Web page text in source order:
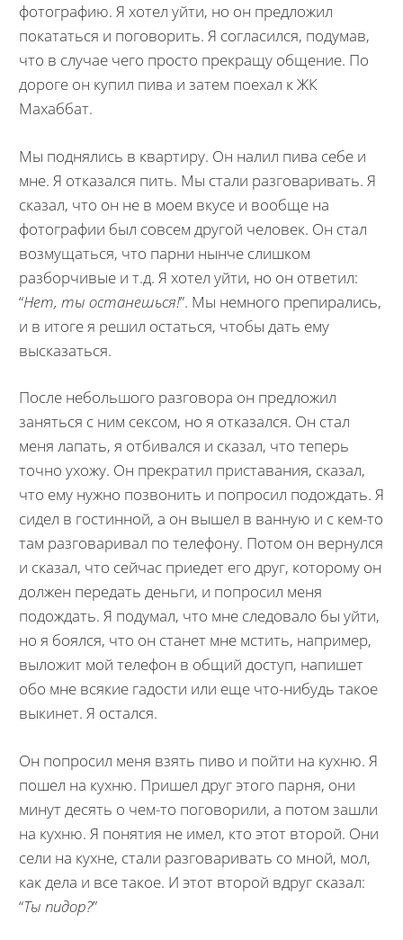
фотографию. Я хотел уйти, но он предложил
покататься и поговорить. Я согласился, подумав,
что в случае чего просто прекращу общение. По
дороге он купил пива и затем поехал к ЖК
Махаббат.
Мы поднялись в квартиру. Он налил пива себе и
мне. Я отказался пить. Мы стали разговаривать. Я
сказал, что он не в моем вкусе и вообще на
фотографии был совсем другой человек. Он стал
возмущаться, что парни нынче слишком
разборчивые и т.д. Я хотел уйти, но он ответил:
“Нет, ты останешься!”. Мы немного препирались,
и в итоге я решил остаться, чтобы дать ему
высказаться.
После небольшого разговора он предложил
заняться с ним сексом, но я отказался. Он стал
меня лапать, я отбивался и сказал, что теперь
точно ухожу. Он прекратил приставания, сказал,
что ему нужно позвонить и попросил подождать. Я
сидел в гостинной, а он вышел в ванную и с кем-то
там разговаривал по телефону. Потом он вернулся
и сказал, что сейчас приедет его друг, которому он
должен передать деньги, и попросил меня
подождать. Я подумал, что мне следовало бы уйти,
но я боялся, что он станет мне мстить, например,
выложит мой телефон в общий доступ, напишет
обо мне всякие гадости или еще что-нибудь такое
выкинет. Я остался.
Он попросил меня взять пиво и пойти на кухню. Я
пошел на кухню. Пришел друг этого парня, они
минут десять о чем-то поговорили, а потом зашли
на кухню. Я понятия не имел, кто этот второй. Они
сели на кухне, стали разговаривать со мной, мол,
как дела и все такое. И этот второй вдруг сказал:
“Ты пидор?”